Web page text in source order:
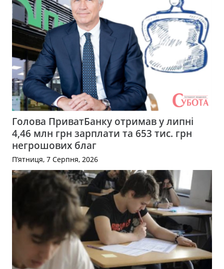
Голова ПриватБанку отримав у липні
4,46 млн грн зарплати та 653 тис. грн
негрошових благ
П’ятниця, 7 Серпня, 2026